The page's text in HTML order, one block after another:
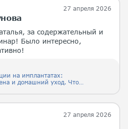
27 апреля 2026
за содержательный и
Было интересно,
на имплантатах:
и домашний уход. Что
27 апреля 2026